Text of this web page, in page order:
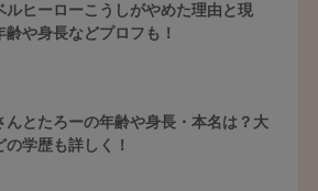
ルヒーローこうしがやめた理由と現
齢や身長などプロフも！
んとたろーの年齢や身長・本名は？大
の学歴も詳しく！